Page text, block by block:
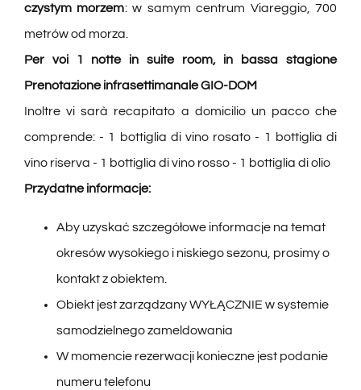
czystym morzem: w samym centrum Viareggio, 700
metrów od morza.
Per voi 1 notte in suite room, in bassa stagione
Prenotazione infrasettimanaleGIO-DOM
Inoltre vi sarà recapitato a domicilio un pacco che
comprende: - 1 bottiglia di vino rosato - 1 bottiglia di
vino riserva - 1 bottiglia di vino rosso - 1 bottiglia di olio
Przydatne informacje:
Aby uzyskać szczegółowe informacje na temat
okresów wysokiego i niskiego sezonu, prosimy o
kontakt z obiektem.
Obiekt jest zarządzany WYŁĄCZNIE w systemie
samodzielnego zameldowania
W momencie rezerwacji konieczne jest podanie
numeru telefonu